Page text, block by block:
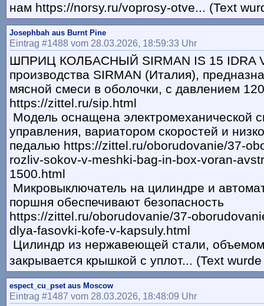
нам https://norsy.ru/voprosy-otve... (Text
Josephbah aus Burnt Pine
Eintrag #1488 vom 28.03.2026, 18:59:33 Uhr
ШПРИЦ КОЛБАСНЫЙ SIRMAN IS 15 IDRA
производства SIRMAN (Италия),
мясной смеси в оболочки, с давлением
https://zittel.ru/sip.html
Модель оснащена электромеханической
управления, вариатором скоростей и
педалью https://zittel.ru/oborudovanie/37-
rozliv-sokov-v-meshki-bag-in-box-voran-
1500.html
Микровыключатель на цилиндре и
поршня обеспечивают безопасность
https://zittel.ru/oborudovanie/37-
dlya-fasovki-kofe-v-kapsuly.html
Цилиндр из нержавеющей стали,
закрывается крышкой с уплот... (Text
espect_cu_pset aus Moscow
Eintrag #1487 vom 28.03.2026, 18:48:09 Uhr